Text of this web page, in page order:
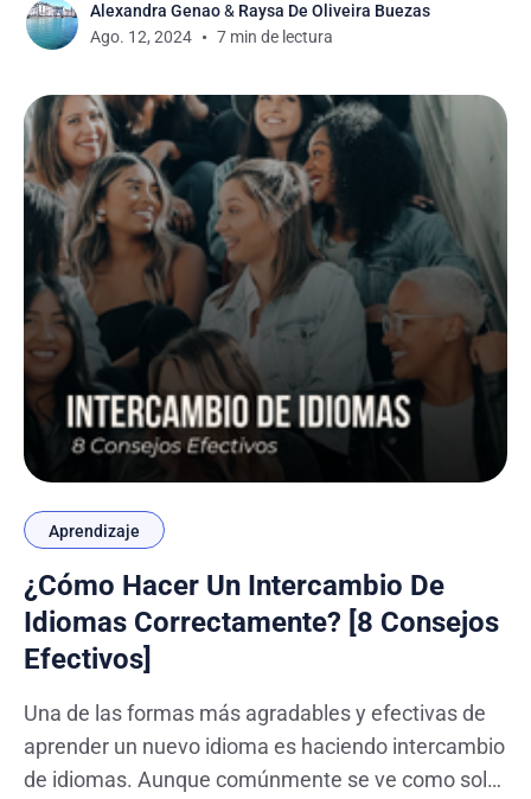
académica y laboral. La capacidad de expresarse
con claridad es más crucial que nunca. Los correos
cómo
Alexandra Genao& Raysa De Oliveira Buezas
Ago. 12, 2024
7 min de lectura
Aprendizaje
¿Cómo Hacer Un Intercambio De
Idiomas Correctamente? [8 Consejos
Efectivos]
Una de las formas más agradables y efectivas de
aprender un nuevo idioma es haciendo intercambio
de idiomas. Aunque comúnmente se ve como solo